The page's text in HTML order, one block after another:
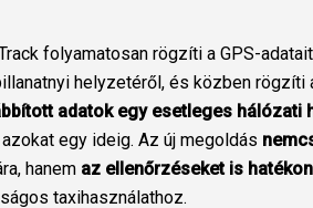
folyamatosan rögzíti a GPS-
helyzetéről, és közben
adatok egy esetleges hálózati
egy ideig. Az új megoldás
hanem az ellenőrzéseket is
taxihasználathoz.